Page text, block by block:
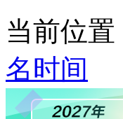
当前位置
名时间